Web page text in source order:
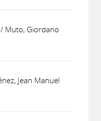
Muto, Giordano
Jean Manuel